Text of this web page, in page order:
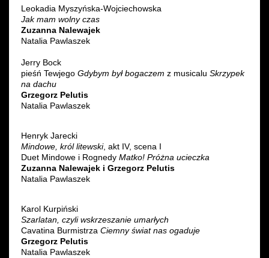
Leokadia Myszyńska-Wojciechowska
Jak mam wolny czas
Zuzanna Nalewajek
Natalia Pawlaszek
Jerry Bock
pieśń Tewjego Gdybym był bogaczem z musicalu Skrzypek
na dachu
Grzegorz Pelutis
Natalia Pawlaszek
Henryk Jarecki
Mindowe, król litewski, akt IV, scena I
Duet Mindowe i Rognedy Matko! Próżna ucieczka
Zuzanna Nalewajek i Grzegorz Pelutis
Natalia Pawlaszek
Karol Kurpiński
Szarlatan, czyli wskrzeszanie umarłych
Cavatina Burmistrza Ciemny świat nas ogaduje
Grzegorz Pelutis
Natalia Pawlaszek